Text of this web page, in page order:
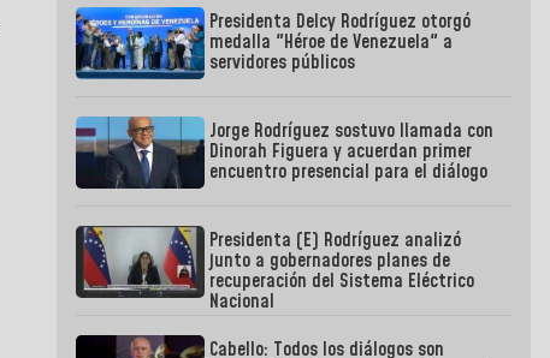
Presidenta Delcy Rodríguez otorgó
medalla "Héroe de Venezuela" a
servidores públicos
Jorge Rodríguez sostuvo llamada con
Dinorah Figuera y acuerdan primer
encuentro presencial para el diálogo
Presidenta (E) Rodríguez analizó
junto a gobernadores planes de
recuperación del Sistema Eléctrico
Nacional
Cabello: Todos los diálogos son